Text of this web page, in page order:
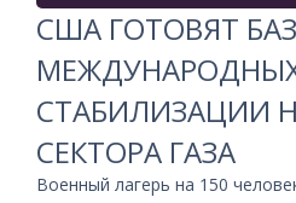
США ГОТОВЯТ
СТАБИЛИЗАЦИИ
СЕКТОРА ГАЗА
Военный лагерь на 150